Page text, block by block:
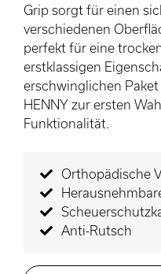
Grip sorgt für einen
verschiedenen
perfekt für eine
erstklassigen
erschwinglichen
HENNY zur ersten
Funktionalität.
Orthopädische
Anti-Rutsch